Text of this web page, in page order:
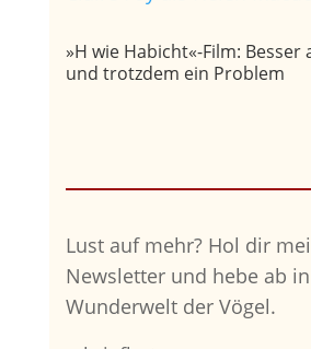
»H wie Habicht«-Film: Besser
und trotzdem ein Problem
Lust auf mehr? Hol dir
Newsletter und hebe ab
Wunderwelt der Vögel.